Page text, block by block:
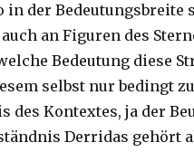
in der Bedeutungsbreite
an Figuren des
Bedeutung diese
selbst nur bedingt
des Kontextes, ja der
Derridas gehört